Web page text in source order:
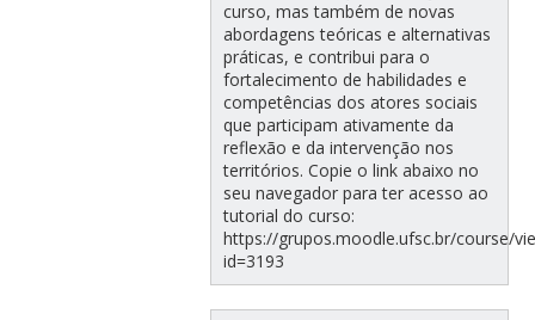
curso, mas também de novas
abordagens teóricas e alternativas
práticas, e contribui para o
fortalecimento de habilidades e
competências dos atores sociais
que participam ativamente da
reflexão e da intervenção nos
territórios. Copie o link abaixo no
seu navegador para ter acesso ao
tutorial do curso:
https://grupos.moodle.ufsc.br/course/
id=3193